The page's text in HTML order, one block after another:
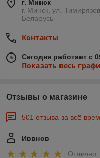
г. Минск
г. Минск, ул.
Беларусь
Контакты
Сегодня работает с
Показать весь
Отзывы о магазине
501 отзыва за всё
Иввнов
Отлично